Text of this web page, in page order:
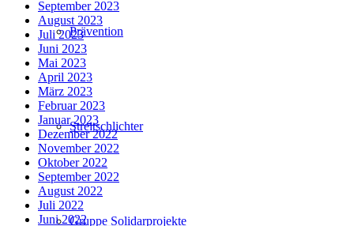
Prävention
Streitschlichter
Gruppe Solidarprojekte
September 2023
August 2023
Juli 2023
Juni 2023
Mai 2023
April 2023
März 2023
Februar 2023
Januar 2023
Dezember 2022
November 2022
Oktober 2022
September 2022
August 2022
Juli 2022
Juni 2022